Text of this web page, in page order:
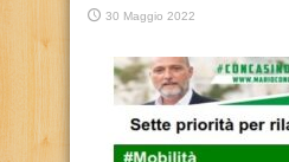
30 Maggio 2022